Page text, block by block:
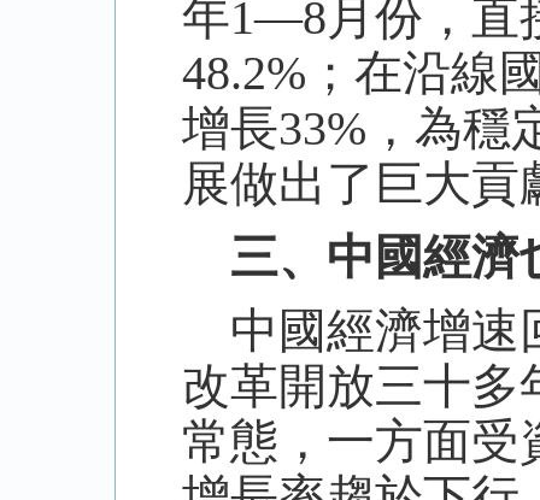
年1—8月份，直
48.2%；在沿線
增長33%，為穩
展做出了巨大貢
三、中國經濟
中國經濟增速
改革開放三十多
常態，一方面受